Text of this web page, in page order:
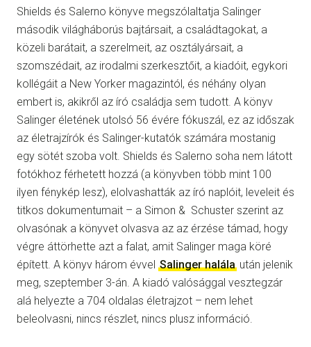
Shields és Salerno könyve megszólaltatja Salinger
második világháborús bajtársait, a családtagokat, a
közeli barátait, a szerelmeit, az osztályársait, a
szomszédait, az irodalmi szerkesztőit, a kiadóit, egykori
kollégáit a New Yorker magazintól, és néhány olyan
embert is, akikről az író családja sem tudott. A könyv
Salinger életének utolsó 56 évére fókuszál, ez az időszak
az életrajzírók és Salinger-kutatók számára mostanig
egy sötét szoba volt. Shields és Salerno soha nem látott
fotókhoz férhetett hozzá (a könyvben több mint 100
ilyen fénykép lesz), elolvashatták az író naplóit, leveleit és
titkos dokumentumait – a Simon & Schuster szerint az
olvasónak a könyvet olvasva az az érzése támad, hogy
végre áttörhette azt a falat, amit Salinger maga köré
épített. A könyv három évvel Salinger halála után jelenik
meg, szeptember 3-án. A kiadó valósággal vesztegzár
alá helyezte a 704 oldalas életrajzot – nem lehet
beleolvasni, nincs részlet, nincs plusz információ.